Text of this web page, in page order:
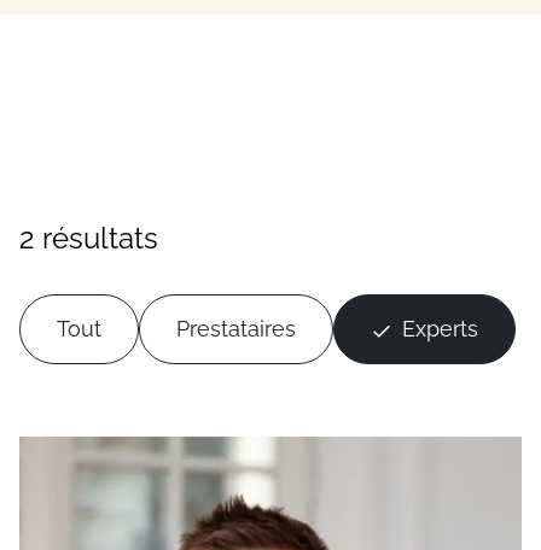
2 résultats
Tout Prestataires Experts